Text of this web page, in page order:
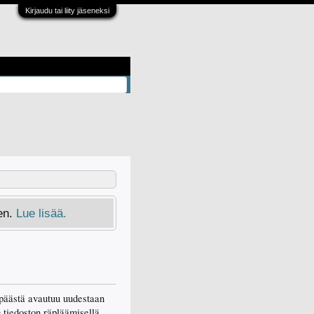
Kirjaudu tai liity jäseneksi
Lue lisää.
avautuu uudestaan